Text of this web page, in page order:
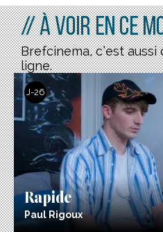
// À voir en ce
Brefcinema, c’est
ligne.
J-26
Rapide
Paul Rigoux